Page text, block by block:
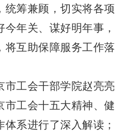
统筹兼顾，切实将各项
年关、谋好明年事，
将互助保障服务工作落
市工会干部学院赵亮亮
市工会十五大精神、健
系进行了深入解读；